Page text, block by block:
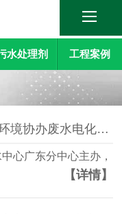
水处理剂 工程案例
庆祝三人行环境协办废水电化学提标技术研讨会顺利召开
心广东分中心主办，
【详情】